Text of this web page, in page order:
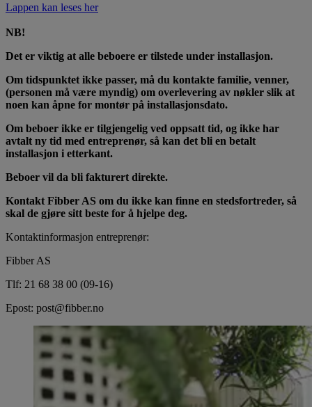
Lappen kan leses her
NB!
Det er viktig at alle beboere er tilstede under installasjon.
Om tidspunktet ikke passer, må du kontakte familie, venner,
(personen må være myndig) om overlevering av nøkler slik at
noen kan åpne for montør på installasjonsdato.
Om beboer ikke er tilgjengelig ved oppsatt tid, og ikke har
avtalt ny tid med entreprenør, så kan det bli en betalt
installasjon i etterkant.
Beboer vil da bli fakturert direkte.
Kontakt Fibber AS om du ikke kan finne en stedsfortreder, så
skal de gjøre sitt beste for å hjelpe deg.
Kontaktinformasjon entreprenør:
Fibber AS
Tlf: 21 68 38 00 (09-16)
Epost: post@fibber.no